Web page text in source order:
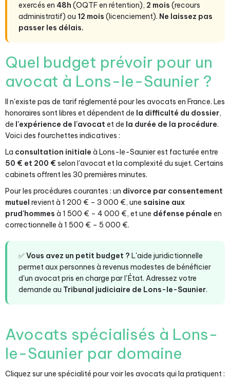
exercés en 48h (OQTF en rétention), 2 mois (recours
administratif) ou 12 mois (licenciement). Ne laissez pas
passer les délais.
Quel budget prévoir pour un
avocat à Lons-le-Saunier ?
Il n'existe pas de tarif réglementé pour les avocats en France. Les
honoraires sont libres et dépendent de la difficulté du dossier,
de l'expérience de l'avocat et de la durée de la procédure.
Voici des fourchettes indicatives :
La consultation initiale à Lons-le-Saunier est facturée entre
50 € et 200 € selon l'avocat et la complexité du sujet. Certains
cabinets offrent les 30 premières minutes.
Pour les procédures courantes : un divorce par consentement
mutuel revient à 1 200 € – 3 000 €, une saisine aux
prud'hommes à 1 500 € – 4 000 €, et une défense pénale en
correctionnelle à 1 500 € – 5 000 €.
✅Vous avez un petit budget ? L'aide juridictionnelle
permet aux personnes à revenus modestes de bénéficier
d'un avocat pris en charge par l'État. Adressez votre
demande au Tribunal judiciaire de Lons-le-Saunier.
Avocats spécialisés à Lons-
le-Saunier par domaine
Cliquez sur une spécialité pour voir les avocats qui la pratiquent :